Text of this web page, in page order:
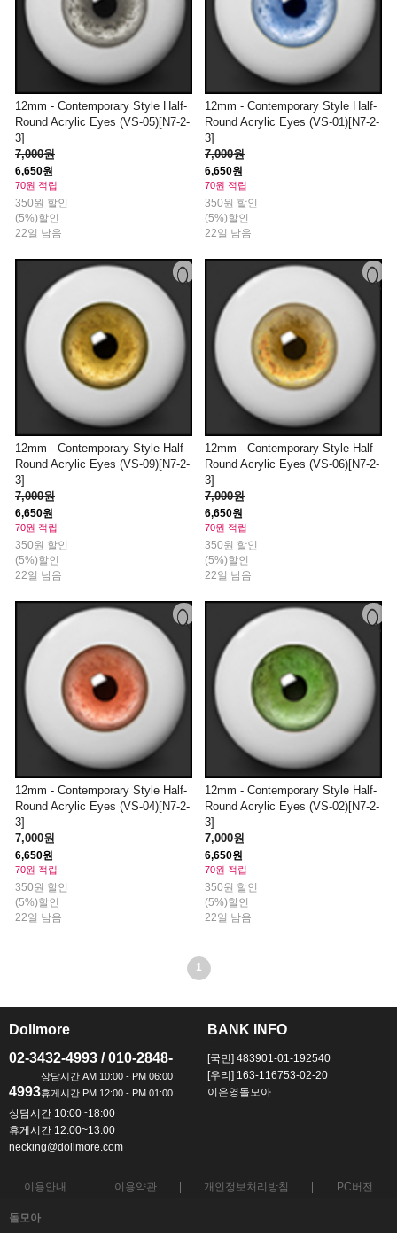
12mm - Contemporary Style Half-
Round Acrylic Eyes (VS-05)[N7-2-
3]
7,000원
6,650원
70원 적립
350원 할인
(5%)할인
22일 남음
12mm - Contemporary Style Half-
Round Acrylic Eyes (VS-01)[N7-2-
3]
7,000원
6,650원
70원 적립
350원 할인
(5%)할인
22일 남음
12mm - Contemporary Style Half-
Round Acrylic Eyes (VS-09)[N7-2-
3]
7,000원
6,650원
70원 적립
350원 할인
(5%)할인
22일 남음
12mm - Contemporary Style Half-
Round Acrylic Eyes (VS-06)[N7-2-
3]
7,000원
6,650원
70원 적립
350원 할인
(5%)할인
22일 남음
12mm - Contemporary Style Half-
Round Acrylic Eyes (VS-04)[N7-2-
3]
7,000원
6,650원
70원 적립
350원 할인
(5%)할인
22일 남음
12mm - Contemporary Style Half-
Round Acrylic Eyes (VS-02)[N7-2-
3]
7,000원
6,650원
70원 적립
350원 할인
(5%)할인
22일 남음
1
Dollmore
02-3432-4993 / 010-2848-
4993
상담시간 10:00~18:00
휴게시간 12:00~13:00
necking@dollmore.com
BANK INFO
[국민] 483901-01-192540
[우리] 163-116753-02-20
이은영돌모아
이용안내 이용약관 개인정보처리방침 PC버전
돌모아